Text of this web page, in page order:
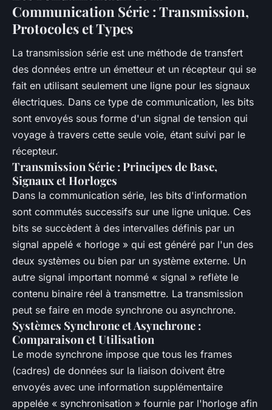
Communication Série : Transmission,
Protocoles et Types
La transmission série est une méthode de transfert
des données entre un émetteur et un récepteur qui se
fait en utilisant seulement une ligne pour les signaux
électriques. Dans ce type de communication, les bits
sont envoyés sous forme d'un signal de tension qui
voyage à travers cette seule voie, étant suivi par le
récepteur.
Transmission Série : Principes de Base,
Signaux et Horloges
Dans la communication série, les bits d'information
sont commutés successifs sur une ligne unique. Ces
bits se succèdent à des intervalles définis par un
signal appelé « horloge » qui est généré par l'un des
deux systèmes ou bien par un système externe. Un
autre signal important nommé « signal » reflète le
contenu binaire réel à transmettre. La transmission
peut se faire en mode synchrone ou asynchrone.
Systèmes Synchrone et Asynchrone :
Comparaison et Utilisation
Le mode synchrone impose que tous les frames
(cadres) de données sur la liaison doivent être
envoyés avec une information supplémentaire
appelée « synchronisation » fournie par l'horloge afin